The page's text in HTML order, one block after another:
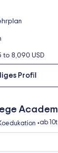
to 8,090 USD
Profil
•ab 10